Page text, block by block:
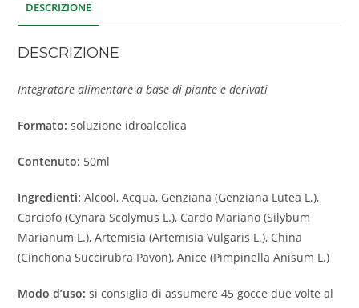
DESCRIZIONE
DESCRIZIONE
Integratore alimentare a base di piante e derivati
Formato: soluzione idroalcolica
Contenuto: 50ml
Ingredienti: Alcool, Acqua, Genziana (Genziana Lutea L.),
Carciofo (Cynara Scolymus L.), Cardo Mariano (Silybum
Marianum L.), Artemisia (Artemisia Vulgaris L.), China
(Cinchona Succirubra Pavon), Anice (Pimpinella Anisum L.)
Modo d’uso: si consiglia di assumere 45 gocce due volte al